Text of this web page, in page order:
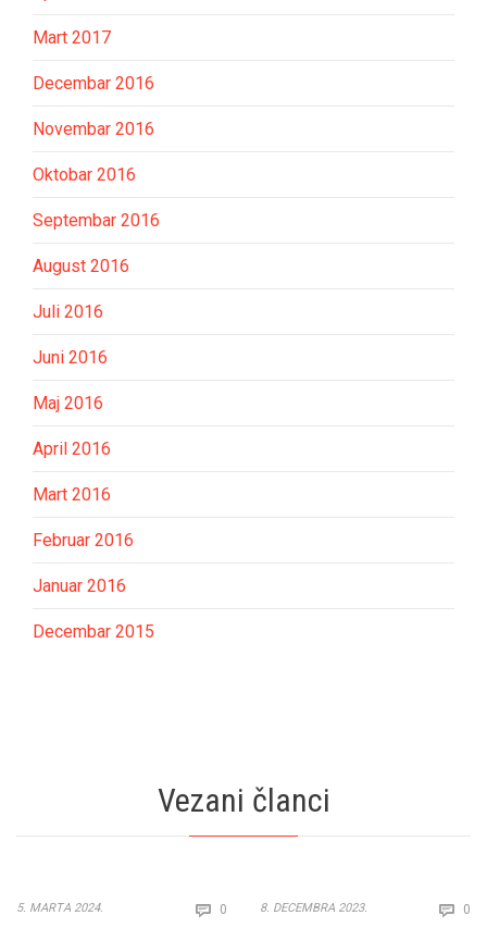
Mart 2017
Decembar 2016
Novembar 2016
Oktobar 2016
Septembar 2016
August 2016
Juli 2016
Juni 2016
Maj 2016
April 2016
Mart 2016
Februar 2016
Januar 2016
Decembar 2015
Vezani članci
5. MARTA 2024.  0 Comments
8. DECEMBRA 2023.  0